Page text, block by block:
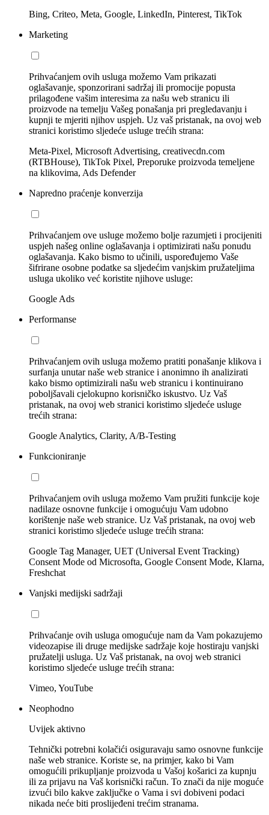
Bing, Criteo, Meta, Google, LinkedIn, Pinterest, TikTok
Marketing
Prihvaćanjem ovih usluga možemo Vam prikazati
oglašavanje, sponzorirani sadržaj ili promocije popusta
prilagođene vašim interesima za našu web stranicu ili
proizvode na temelju Vašeg ponašanja pri pregledavanju i
kupnji te mjeriti njihov uspjeh. Uz vaš pristanak, na ovoj web
stranici koristimo sljedeće usluge trećih strana:
Meta-Pixel, Microsoft Advertising, creativecdn.com
(RTBHouse), TikTok Pixel, Preporuke proizvoda temeljene
na klikovima, Ads Defender
Napredno praćenje konverzija
Prihvaćanjem ove usluge možemo bolje razumjeti i procijeniti
uspjeh našeg online oglašavanja i optimizirati našu ponudu
oglašavanja. Kako bismo to učinili, uspoređujemo Vaše
šifrirane osobne podatke sa sljedećim vanjskim pružateljima
usluga ukoliko već koristite njihove usluge:
Google Ads
Performanse
Prihvaćanjem ovih usluga možemo pratiti ponašanje klikova i
surfanja unutar naše web stranice i anonimno ih analizirati
kako bismo optimizirali našu web stranicu i kontinuirano
poboljšavali cjelokupno korisničko iskustvo. Uz Vaš
pristanak, na ovoj web stranici koristimo sljedeće usluge
trećih strana:
Google Analytics, Clarity, A/B-Testing
Funkcioniranje
Prihvaćanjem ovih usluga možemo Vam pružiti funkcije koje
nadilaze osnovne funkcije i omogućuju Vam udobno
korištenje naše web stranice. Uz Vaš pristanak, na ovoj web
stranici koristimo sljedeće usluge trećih strana:
Google Tag Manager, UET (Universal Event Tracking)
Consent Mode od Microsofta, Google Consent Mode, Klarna,
Freshchat
Vanjski medijski sadržaji
Prihvaćanje ovih usluga omogućuje nam da Vam pokazujemo
videozapise ili druge medijske sadržaje koje hostiraju vanjski
pružatelji usluga. Uz Vaš pristanak, na ovoj web stranici
koristimo sljedeće usluge trećih strana:
Vimeo, YouTube
Neophodno
Uvijek aktivno
Tehnički potrebni kolačići osiguravaju samo osnovne funkcije
naše web stranice. Koriste se, na primjer, kako bi Vam
omogućili prikupljanje proizvoda u Vašoj košarici za kupnju
ili za prijavu na Vaš korisnički račun. To znači da nije moguće
izvući bilo kakve zaključke o Vama i svi dobiveni podaci
nikada neće biti proslijeđeni trećim stranama.